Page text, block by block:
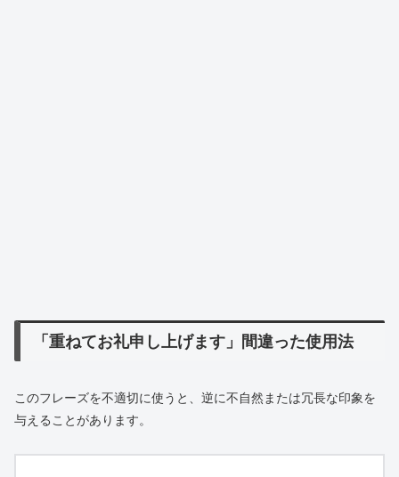
「重ねてお礼申し上げます」間違った使用法
このフレーズを不適切に使うと、逆に不自然または冗長な印象を
与えることがあります。